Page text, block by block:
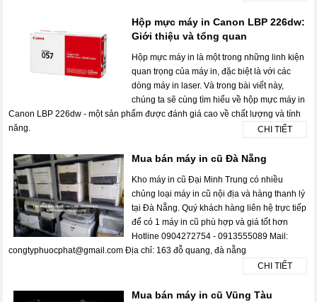
Hộp mực máy in Canon LBP 226dw:
Giới thiệu và tổng quan
Hộp mực máy in là một trong những linh kiện
quan trọng của máy in, đặc biệt là với các
dòng máy in laser. Và trong bài viết này,
chúng ta sẽ cùng tìm hiểu về hộp mực máy in
Canon LBP 226dw - một sản phẩm được đánh giá cao về chất lượng và tính
năng.
CHI TIẾT
Mua bán máy in cũ Đà Nẵng
Kho máy in cũ Đại Minh Trung có nhiều
chủng loại máy in cũ nội địa và hàng thanh lý
tại Đà Nẵng. Quý khách hàng liên hệ trực tiếp
để có 1 máy in cũ phù hợp và giá tốt hơn
Hotline 0904272754 - 0913555089 Mail:
congtyphuocphat@gmail.com Địa chỉ: 163 đỗ quang, đà nẵng
CHI TIẾT
Mua bán máy in cũ Vũng Tàu